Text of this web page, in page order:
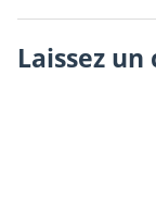
Laissez